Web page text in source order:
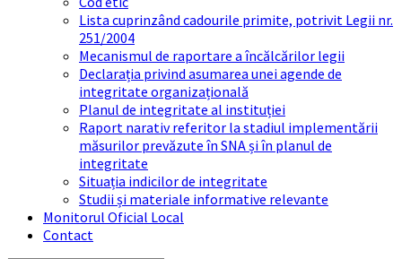
Lista cuprinzând cadourile primite, potrivit Legii nr.
251/2004
Mecanismul de raportare a încălcărilor legii
Declarația privind asumarea unei agende de
integritate organizațională
Planul de integritate al instituției
Raport narativ referitor la stadiul implementării
măsurilor prevăzute în SNA și în planul de
integritate
Situația indicilor de integritate
Studii și materiale informative relevante
Monitorul Oficial Local
Contact